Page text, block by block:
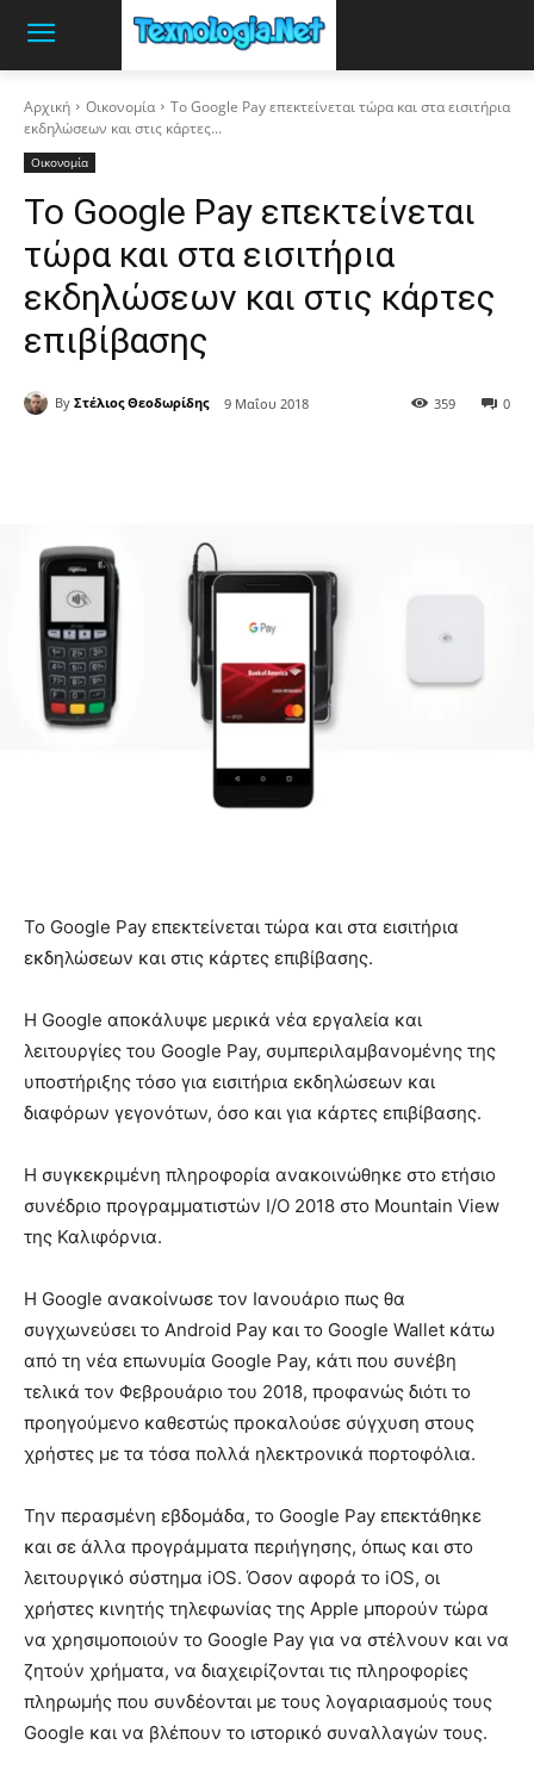
Αρχική Οικονομία
Το Google Pay επεκτείνεται τώρα και στα εισιτήρια
εκδηλώσεων και στις κάρτες...
Οικονομία
Το Google Pay επεκτείνεται
τώρα και στα εισιτήρια
εκδηλώσεων και στις κάρτες
επιβίβασης
By Στέλιος Θεοδωρίδης 9 Μαΐου 2018 0
359
Το Google Pay επεκτείνεται τώρα και στα εισιτήρια
εκδηλώσεων και στις κάρτες επιβίβασης.
Η Google αποκάλυψε μερικά νέα εργαλεία και
λειτουργίες του Google Pay, συμπεριλαμβανομένης της
υποστήριξης τόσο για εισιτήρια εκδηλώσεων και
διαφόρων γεγονότων, όσο και για κάρτες επιβίβασης.
Η συγκεκριμένη πληροφορία ανακοινώθηκε στο ετήσιο
συνέδριο προγραμματιστών I/O 2018 στο Mountain View
της Καλιφόρνια.
Η Google ανακοίνωσε τον Ιανουάριο πως θα
συγχωνεύσει το Android Pay και το Google Wallet κάτω
από τη νέα επωνυμία Google Pay, κάτι που συνέβη
τελικά τον Φεβρουάριο του 2018, προφανώς διότι το
προηγούμενο καθεστώς προκαλούσε σύγχυση στους
χρήστες με τα τόσα πολλά ηλεκτρονικά πορτοφόλια.
Την περασμένη εβδομάδα, το Google Pay επεκτάθηκε
και σε άλλα προγράμματα περιήγησης, όπως και στο
λειτουργικό σύστημα iOS. Όσον αφορά το iOS, οι
χρήστες κινητής τηλεφωνίας της Apple μπορούν τώρα
να χρησιμοποιούν το Google Pay για να στέλνουν και να
ζητούν χρήματα, να διαχειρίζονται τις πληροφορίες
πληρωμής που συνδέονται με τους λογαριασμούς τους
Google και να βλέπουν το ιστορικό συναλλαγών τους.